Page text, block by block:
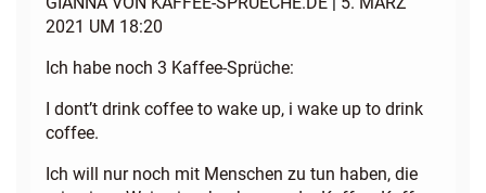
2021 UM 18:20
Ich habe noch 3 Kaffee-Sprüche:
I dont’t drink coffee to wake up, i wake up to drink
coffee.
Ich will nur noch mit Menschen zu tun haben, die